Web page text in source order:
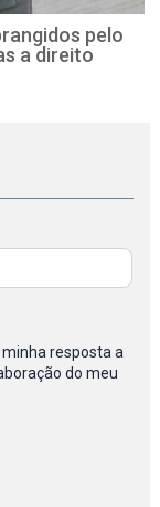
pelo
a direito
resposta a
do meu